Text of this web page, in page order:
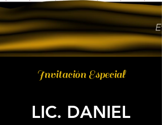
Invitación Especial
LIC. DANIEL